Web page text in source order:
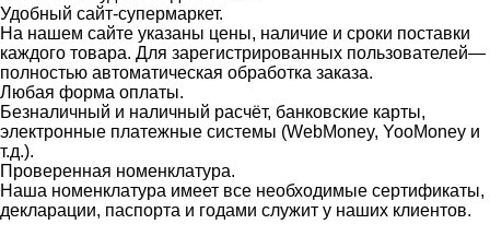
Удобный сайт-супермаркет.
На нашем сайте указаны цены, наличие и сроки поставки
каждого товара. Для зарегистрированных пользователей—
полностью автоматическая обработка заказа.
Любая форма оплаты.
Безналичный и наличный расчёт, банковские карты,
электронные платежные системы (WebMoney, YooMoney и
т.д.).
Проверенная номенклатура.
Наша номенклатура имеет все необходимые сертификаты,
декларации, паспорта и годами служит у наших клиентов.